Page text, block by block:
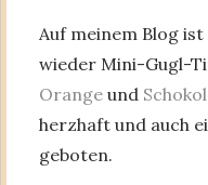
Auf meinem Blog
wieder Mini-Gugl-
Orange und
herzhaft und auch
geboten.